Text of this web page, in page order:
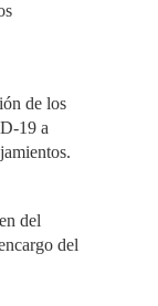
de los
19 a
del
del